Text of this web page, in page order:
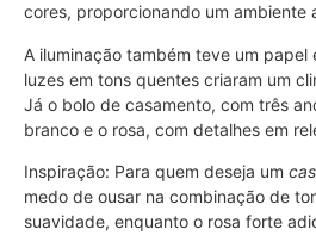
cores, proporcionando um ambiente
A iluminação também teve um papel
luzes em tons quentes criaram um
Já o bolo de casamento, com três
branco e o rosa, com detalhes em
Inspiração: Para quem deseja um
medo de ousar na combinação de
suavidade, enquanto o rosa forte